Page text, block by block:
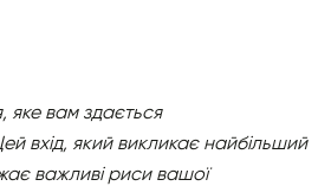
яке вам здається
вхід, який викликає найбільший
важливі риси вашої